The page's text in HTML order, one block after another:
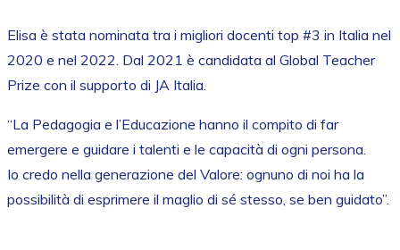
Elisa è stata nominata tra i migliori docenti top #3 in Italia nel
2020 e nel 2022. Dal 2021 è candidata al Global Teacher
Prize con il supporto di JA Italia.
“La Pedagogia e l’Educazione hanno il compito di far
emergere e guidare i talenti e le capacità di ogni persona.
Io credo nella generazione del Valore: ognuno di noi ha la
possibilità di esprimere il maglio di sé stesso, se ben guidato”.